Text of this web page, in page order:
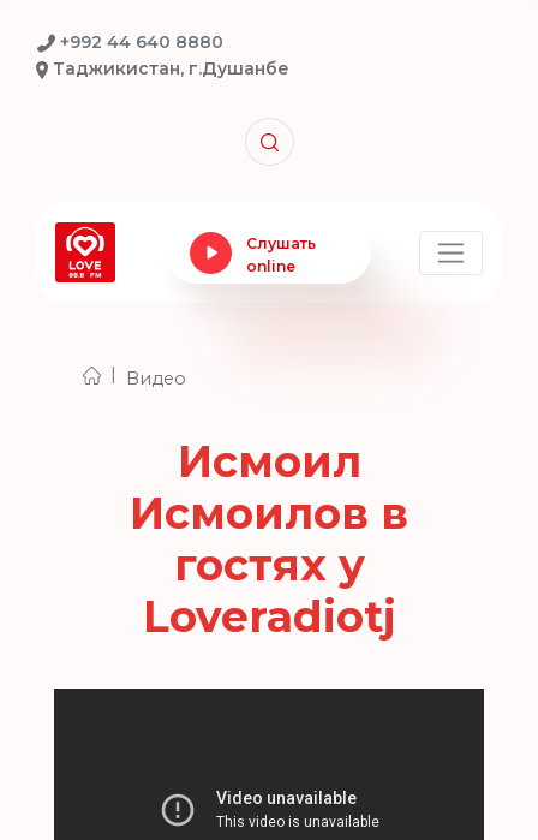
+992 44 640 8880
Таджикистан, г.Душанбе
Слушать
online
| Видео
Исмоил
Исмоилов в
гостях у
Loveradiotj